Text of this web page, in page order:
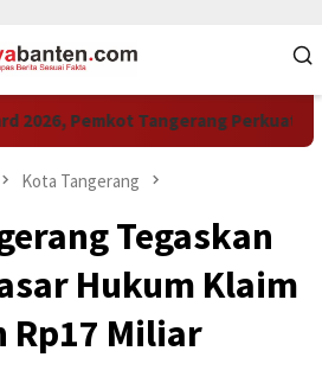
Pemkot Tangerang Perkuat
Kota Tangerang
Tegaskan
Hukum Klaim
Rp17 Miliar